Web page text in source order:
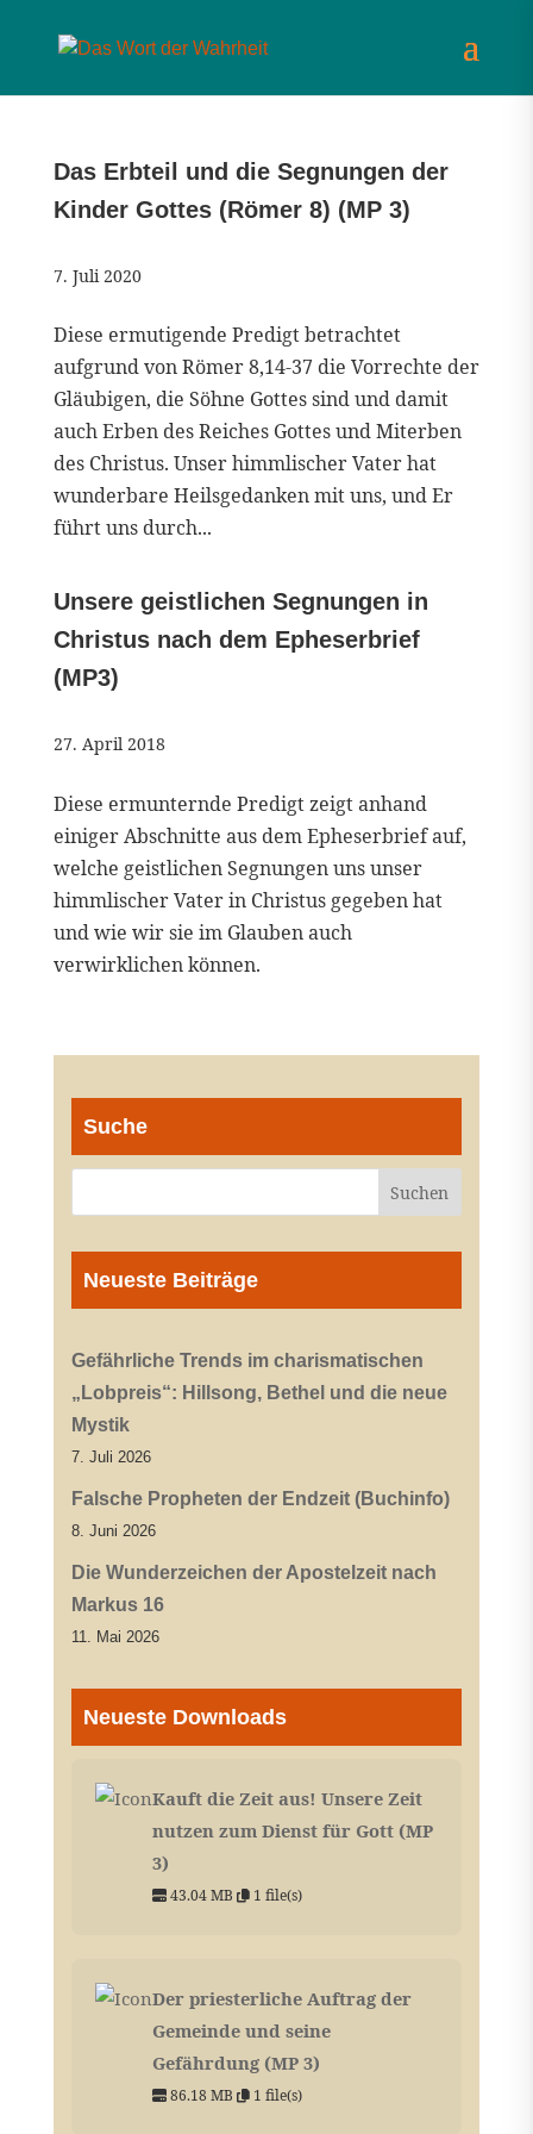
Das Erbteil und die Segnungen der
Kinder Gottes (Römer 8) (MP 3)
7. Juli 2020
Diese ermutigende Predigt betrachtet
aufgrund von Römer 8,14-37 die Vorrechte der
Gläubigen, die Söhne Gottes sind und damit
auch Erben des Reiches Gottes und Miterben
des Christus. Unser himmlischer Vater hat
wunderbare Heilsgedanken mit uns, und Er
führt uns durch...
Unsere geistlichen Segnungen in
Christus nach dem Epheserbrief
(MP3)
27. April 2018
Diese ermunternde Predigt zeigt anhand
einiger Abschnitte aus dem Epheserbrief auf,
welche geistlichen Segnungen uns unser
himmlischer Vater in Christus gegeben hat
und wie wir sie im Glauben auch
verwirklichen können.
Suche
Neueste Beiträge
Gefährliche Trends im charismatischen
„Lobpreis“: Hillsong, Bethel und die neue
Mystik
7. Juli 2026
Falsche Propheten der Endzeit (Buchinfo)
8. Juni 2026
Die Wunderzeichen der Apostelzeit nach
Markus 16
11. Mai 2026
Neueste Downloads
Kauft die Zeit aus! Unsere Zeit
nutzen zum Dienst für Gott (MP
3)
43.04 MB 1 file(s)
Der priesterliche Auftrag der
Gemeinde und seine
Gefährdung (MP 3)
86.18 MB 1 file(s)